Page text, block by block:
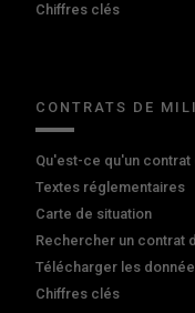
Chiffres clés
CONTRATS DE
Qu'est-ce qu'un contrat
Textes réglementaires
Carte de situation
Rechercher un contrat
Télécharger les
Chiffres clés